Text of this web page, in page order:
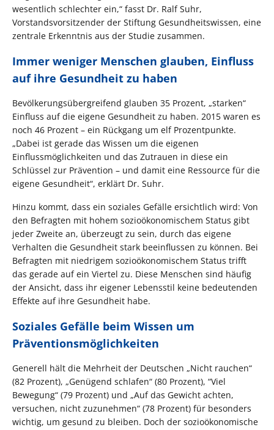
wesentlich schlechter ein,“ fasst Dr. Ralf Suhr,
Vorstandsvorsitzender der Stiftung Gesundheitswissen, eine
zentrale Erkenntnis aus der Studie zusammen.
Immer weniger Menschen glauben, Einfluss
auf ihre Gesundheit zu haben
Bevölkerungsübergreifend glauben 35 Prozent, „starken“
Einfluss auf die eigene Gesundheit zu haben. 2015 waren es
noch 46 Prozent – ein Rückgang um elf Prozentpunkte.
„Dabei ist gerade das Wissen um die eigenen
Einflussmöglichkeiten und das Zutrauen in diese ein
Schlüssel zur Prävention – und damit eine Ressource für die
eigene Gesundheit“, erklärt Dr. Suhr.
Hinzu kommt, dass ein soziales Gefälle ersichtlich wird: Von
den Befragten mit hohem sozioökonomischem Status gibt
jeder Zweite an, überzeugt zu sein, durch das eigene
Verhalten die Gesundheit stark beeinflussen zu können. Bei
Befragten mit niedrigem sozioökonomischem Status trifft
das gerade auf ein Viertel zu. Diese Menschen sind häufig
der Ansicht, dass ihr eigener Lebensstil keine bedeutenden
Effekte auf ihre Gesundheit habe.
Soziales Gefälle beim Wissen um
Präventionsmöglichkeiten
Generell hält die Mehrheit der Deutschen „Nicht rauchen“
(82 Prozent), „Genügend schlafen“ (80 Prozent), “Viel
Bewegung“ (79 Prozent) und „Auf das Gewicht achten,
versuchen, nicht zuzunehmen“ (78 Prozent) für besonders
wichtig, um gesund zu bleiben. Doch der sozioökonomische